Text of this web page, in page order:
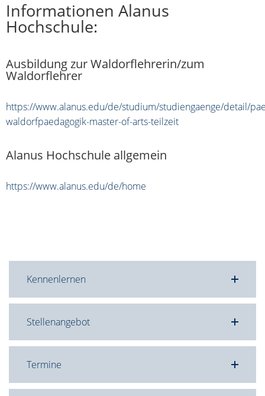
Informationen Alanus
Hochschule:
Ausbildung zur Waldorflehrerin/zum
Waldorflehrer
https://www.alanus.edu/de/studium/studiengaenge/detail/
waldorfpaedagogik-master-of-arts-teilzeit
Alanus Hochschule allgemein
https://www.alanus.edu/de/home
Kennenlernen
Stellenangebot
Termine